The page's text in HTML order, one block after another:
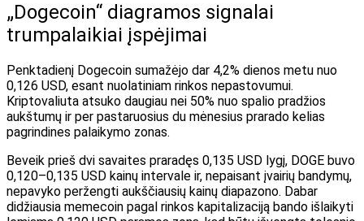
„Dogecoin“ diagramos signalai
trumpalaikiai įspėjimai
Penktadienį Dogecoin sumažėjo dar 4,2% dienos metu nuo
0,126 USD, esant nuolatiniam rinkos nepastovumui.
Kriptovaliuta atsuko daugiau nei 50% nuo spalio pradžios
aukštumų ir per pastaruosius du mėnesius prarado kelias
pagrindines palaikymo zonas.
Beveik prieš dvi savaites praradęs 0,135 USD lygį, DOGE buvo
0,120–0,135 USD kainų intervale ir, nepaisant įvairių bandymų,
nepavyko peržengti aukščiausių kainų diapazono. Dabar
didžiausia memecoin pagal rinkos kapitalizaciją bando išlaikyti